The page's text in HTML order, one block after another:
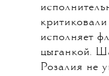
исполняет
цыганкой.
Розалия не